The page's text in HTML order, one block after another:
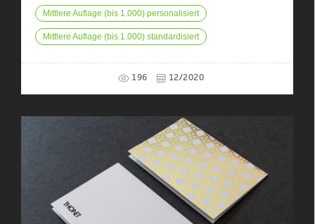
Mittlere Auflage (bis 1.000) personalisiert
Mittlere Auflage (bis 1.000) standardisiert
196 12/2020